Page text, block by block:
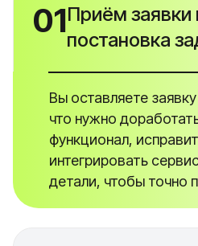
01Приём заявки
постановка
Вы оставляете
что нужно
функционал,
интегрировать
детали, чтобы точно